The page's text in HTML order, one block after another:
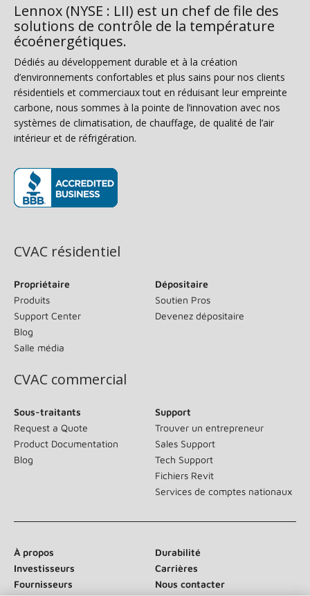
Lennox (NYSE : LII) est un chef de file des
solutions de contrôle de la température
écoénergétiques.
Dédiés au développement durable et à la création
d’environnements confortables et plus sains pour nos clients
résidentiels et commerciaux tout en réduisant leur empreinte
carbone, nous sommes à la pointe de l’innovation avec nos
systèmes de climatisation, de chauffage, de qualité de l’air
intérieur et de réfrigération.
CVAC résidentiel
Propriétaire
Produits
Support Center
Blog
Salle média
Dépositaire
Soutien Pros
Devenez dépositaire
CVAC commercial
Sous-traitants
Request a Quote
Product Documentation
Blog
Support
Trouver un entrepreneur
Sales Support
Tech Support
Fichiers Revit
Services de comptes nationaux
À propos
Durabilité
Investisseurs
Carrières
Fournisseurs
Nous contacter